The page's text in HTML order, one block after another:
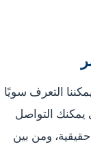
التعرف سويًا
التواصل
ومن بين